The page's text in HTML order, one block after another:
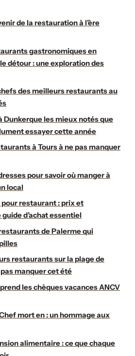
de la restauration à l’ère
gastronomiques en
détour : une exploration des
des meilleurs restaurants au
Dunkerque les mieux notés que
essayer cette année
à Tours à ne pas manquer
pour savoir où manger à
local
restaurant : prix et
d’achat essentiel
de Palerme qui
restaurants sur la plage de
manquer cet été
les chèques vacances ANCV
mort en : un hommage aux
alimentaire : ce que chaque